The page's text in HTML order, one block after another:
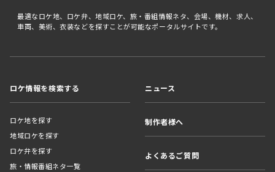
最適なロケ地、ロケ弁、地域ロケ、旅・番組情報ネタ、会場、機材、求人、
車両、美術、衣装などを探すことが可能なポータルサイトです。
ロケ情報を検索する
ロケ地を探す
地域ロケを探す
ロケ弁を探す
旅・情報番組ネタ一覧
ニュース
制作者様へ
よくあるご質問